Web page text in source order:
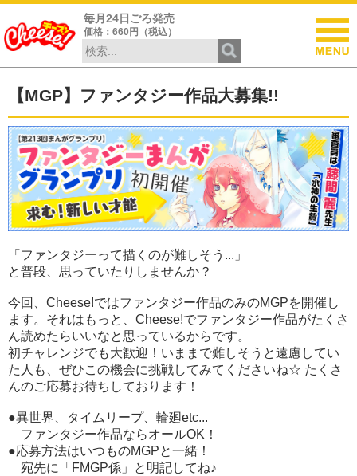
毎月24日ごろ発売
価格：660円（税込）
【MGP】ファンタジー作品大募集!!
「ファンタジーって描くのが難しそう...」
と普段、思っていたりしませんか？
今回、Cheese!ではファンタジー作品のみのMGPを開催し
ます。それはもっと、Cheese!でファンタジー作品がたくさ
ん読めたらいいなと思っているからです。
初チャレンジでも大歓迎！いままで難しそうと遠慮してい
た人も、ぜひこの機会に挑戦してみてくださいね☆ たくさ
んのご応募お待ちしております！
●異世界、タイムリープ、輪廻etc...
ファンタジー作品ならオールOK！
●応募方法はいつものMGPと一緒！
宛先に「FMGP係」と明記してね♪